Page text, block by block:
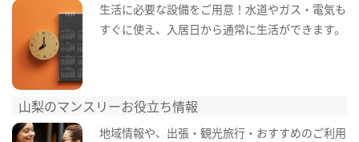
生活に必要な設備をご用意！水道やガス・電気も
すぐに使え、入居日から通常に生活ができます。
山梨のマンスリーお役立ち情報
地域情報や、出張・観光旅行・おすすめのご利用